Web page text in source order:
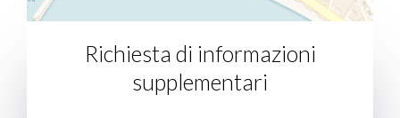
Richiesta di informazioni
supplementari